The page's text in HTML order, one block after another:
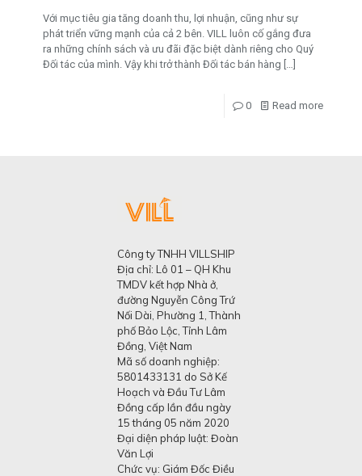
Với mục tiêu gia tăng doanh thu, lợi nhuận, cũng như sự
phát triển vững mạnh của cả 2 bên. VILL luôn cố gắng đưa
ra những chính sách và ưu đãi đặc biệt dành riêng cho Quý
Đối tác của mình. Vậy khi trở thành Đối tác bán hàng
0 Read more
Công ty TNHH VILLSHIP
Địa chỉ: Lô 01 – QH Khu
TMDV kết hợp Nhà ở,
đường Nguyễn Công Trứ
Nối Dài, Phường 1, Thành
phố Bảo Lộc, Tỉnh Lâm
Đồng, Việt Nam
Mã số doanh nghiệp:
5801433131 do Sở Kế
Hoạch và Đầu Tư Lâm
Đồng cấp lần đầu ngày
15 tháng 05 năm 2020
Đại diện pháp luật: Đoàn
Văn Lợi
Chức vụ: Giám Đốc Điều